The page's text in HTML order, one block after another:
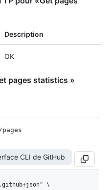
Description
OK
pages statistics »
CLI de GitHub